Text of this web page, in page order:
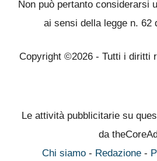
Non può pertanto considerarsi
ai sensi della legge n. 62
Copyright ©2026 - Tutti i diritti
Le attività pubblicitarie su
da
Chi siamo- Redazione-